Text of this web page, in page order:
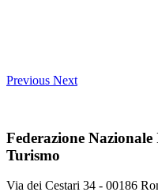
Previous Next
Federazione
Turismo
Via dei Cestari 34 - 00186